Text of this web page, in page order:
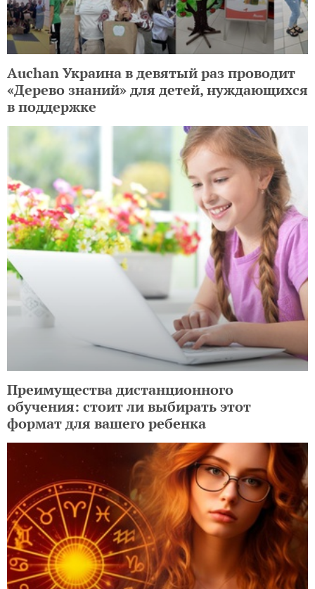
Auchan Украина в девятый раз проводит
«Дерево знаний» для детей, нуждающихся
в поддержке
Преимущества дистанционного
обучения: стоит ли выбирать этот
формат для вашего ребенка